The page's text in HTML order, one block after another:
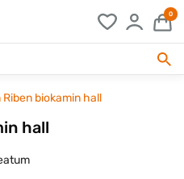
0
Riben biokamin hall
hall